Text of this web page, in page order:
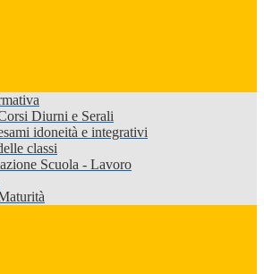
Diurni e Serali
idoneità e integrativi
classi
Scuola - Lavoro